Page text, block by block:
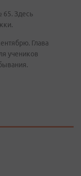
65. Здесь
Глава
учеников